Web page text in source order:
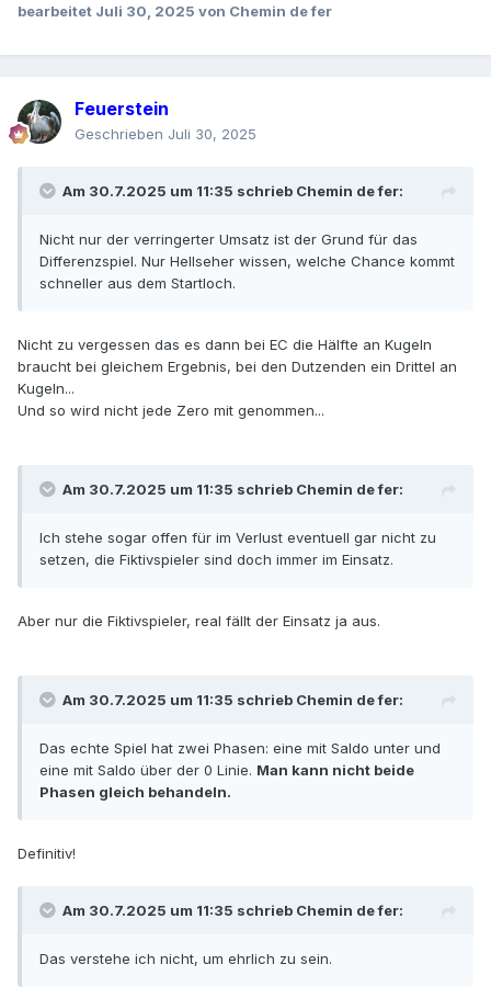
nicht zu setzen, die Fiktivspieler sind doch immer im
für die PP“. Ich kann sie beruhigen, das ist
Aberglaube.
Möglichkeiten nicht programmierbar. Dann wäre sie ja
bisher gar nichts.“
Das fiktive Differenzspiel muss starr sein, sonst ist
durchblicken können. Das echte Spiel hat zwei
Phasen: eine mit Saldo unter und eine mit Saldo über
der 0 Linie. Man kann nicht beide Phasen gleich
inś Plus wie ich es bisher kannte. Und dann begann eine
Kinder fraß.“
EW>0 können wir nicht einfach zigtausende Spiele
Kommentar.
Minusbereich einfach nicht verlassen will, gerade
die Seitwärtsbewegung ist zur Saldokonsolidierung
seine Progression immer nur auf einer – auf der
fiktive Differenzspiel muss sich zwischen den zwei
bearbeitet Juli 30, 2025 von Chemin de fer
Feuerstein
Geschrieben Juli 30, 2025
Am 30.7.2025 um 11:35 schrieb Chemin de fer:
Nicht nur der verringerter Umsatz ist der Grund für das
Differenzspiel. Nur Hellseher wissen, welche Chance kommt
schneller aus dem Startloch.
Nicht zu vergessen das es dann bei EC die Hälfte an Kugeln
braucht bei gleichem Ergebnis, bei den Dutzenden ein Drittel an
Kugeln...
Und so wird nicht jede Zero mit genommen...
Am 30.7.2025 um 11:35 schrieb Chemin de fer:
Ich stehe sogar offen für im Verlust eventuell gar nicht zu
setzen, die Fiktivspieler sind doch immer im Einsatz.
Aber nur die Fiktivspieler, real fällt der Einsatz ja aus.
Am 30.7.2025 um 11:35 schrieb Chemin de fer:
Das echte Spiel hat zwei Phasen: eine mit Saldo unter und
eine mit Saldo über der 0 Linie. Man kann nicht beide
Phasen gleich behandeln.
Definitiv!
Am 30.7.2025 um 11:35 schrieb Chemin de fer:
Das verstehe ich nicht, um ehrlich zu sein.